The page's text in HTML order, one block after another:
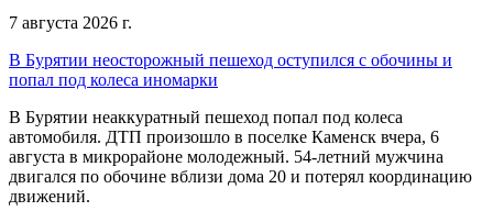
7 августа 2026 г.
В Бурятии неосторожный пешеход оступился с обочины и
попал под колеса иномарки
В Бурятии неаккуратный пешеход попал под колеса
автомобиля. ДТП произошло в поселке Каменск вчера, 6
августа в микрорайоне молодежный. 54-летний мужчина
двигался по обочине вблизи дома 20 и потерял координацию
движений.